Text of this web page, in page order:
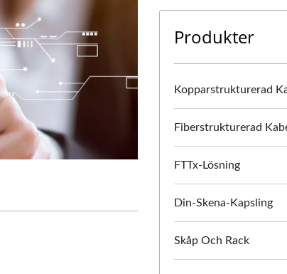
Produkter
Kopparstrukturerad
Fiberstrukturerad
FTTx-Lösning
Din-Skena-Kapsling
Skåp Och Rack